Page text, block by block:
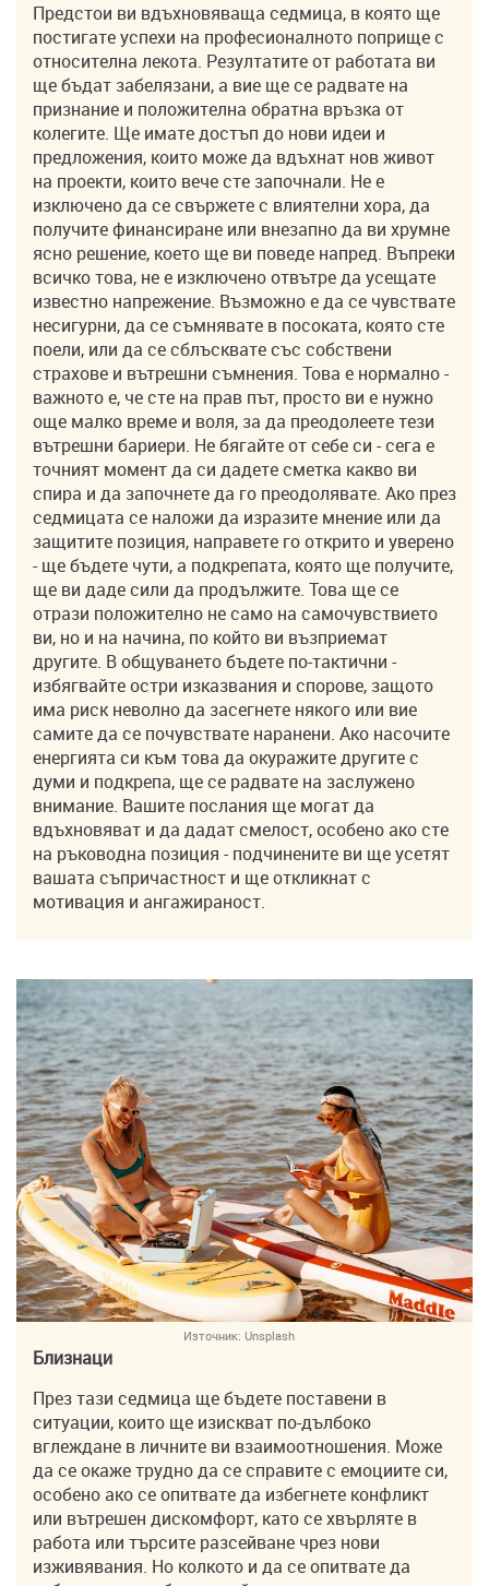
Предстои ви вдъхновяваща седмица, в която ще
постигате успехи на професионалното поприще с
относителна лекота. Резултатите от работата ви
ще бъдат забелязани, а вие ще се радвате на
признание и положителна обратна връзка от
колегите. Ще имате достъп до нови идеи и
предложения, които може да вдъхнат нов живот
на проекти, които вече сте започнали. Не е
изключено да се свържете с влиятелни хора, да
получите финансиране или внезапно да ви хрумне
ясно решение, което ще ви поведе напред. Въпреки
всичко това, не е изключено отвътре да усещате
известно напрежение. Възможно е да се чувствате
несигурни, да се съмнявате в посоката, която сте
поели, или да се сблъсквате със собствени
страхове и вътрешни съмнения. Това е нормално -
важното е, че сте на прав път, просто ви е нужно
още малко време и воля, за да преодолеете тези
вътрешни бариери. Не бягайте от себе си - сега е
точният момент да си дадете сметка какво ви
спира и да започнете да го преодолявате. Ако през
седмицата се наложи да изразите мнение или да
защитите позиция, направете го открито и уверено
- ще бъдете чути, а подкрепата, която ще получите,
ще ви даде сили да продължите. Това ще се
отрази положително не само на самочувствието
ви, но и на начина, по който ви възприемат
другите. В общуването бъдете по-тактични -
избягвайте остри изказвания и спорове, защото
има риск неволно да засегнете някого или вие
самите да се почувствате наранени. Ако насочите
енергията си към това да окуражите другите с
думи и подкрепа, ще се радвате на заслужено
внимание. Вашите послания ще могат да
вдъхновяват и да дадат смелост, особено ако сте
на ръководна позиция - подчинените ви ще усетят
вашата съпричастност и ще откликнат с
мотивация и ангажираност.
Източник: Unsplash
Близнаци
През тази седмица ще бъдете поставени в
ситуации, които ще изискват по-дълбоко
вглеждане в личните ви взаимоотношения. Може
да се окаже трудно да се справите с емоциите си,
особено ако се опитвате да избегнете конфликт
или вътрешен дискомфорт, като се хвърляте в
работа или търсите разсейване чрез нови
изживявания. Но колкото и да се опитвате да